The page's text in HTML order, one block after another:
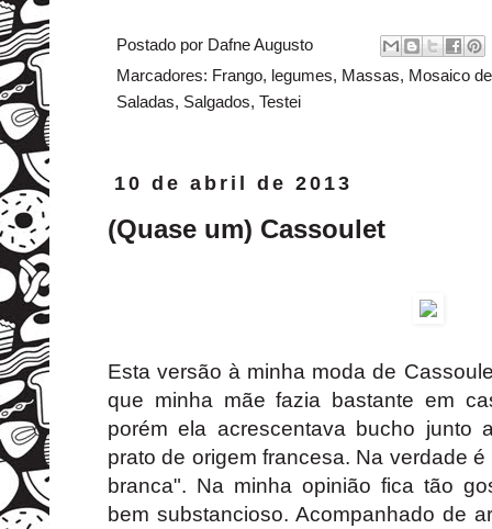
Postado por Dafne Augusto
Marcadores: Frango, legumes, Massas, Mosaico
Saladas, Salgados, Testei
10 de abril de 2013
(Quase um) Cassoulet
Esta versão à minha moda de
que minha mãe fazia bastante em
porém ela acrescentava bucho junto
prato de origem francesa. Na verdade
branca". Na minha opinião fica tão
bem substancioso. Acompanhado de